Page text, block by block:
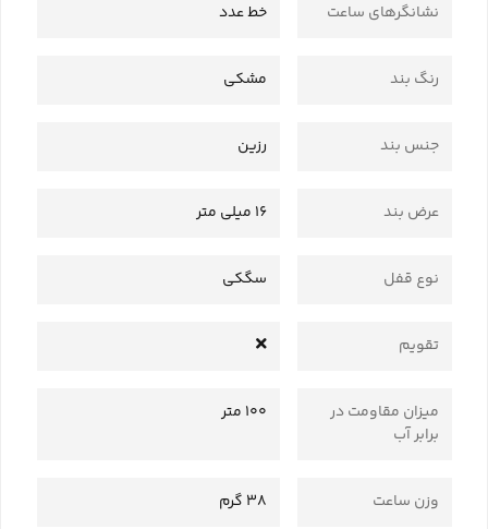
نشانگرهای ساعت خط عدد
رنگ بند مشکی
جنس بند رزین
عرض بند 16 میلی متر
نوع قفل سگکی
تقویم
میزان مقاومت در
برابر آب
100 متر
وزن ساعت 38 گرم